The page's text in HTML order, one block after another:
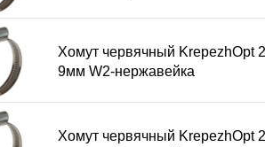
Хомут червячный KrepezhOpt
9мм W2-нержавейка
Хомут червячный KrepezhOpt